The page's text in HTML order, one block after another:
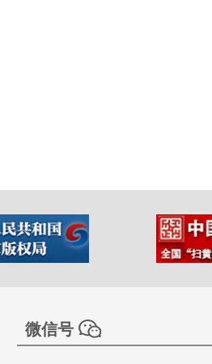
微信号